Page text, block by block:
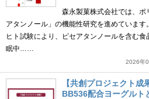
森永製菓株式会社では、ポ
アタンノール」の機能性研究を進めていま
ヒト試験により、ピセアタンノールを含む
眠中……
2026年
【共創プロジェクト
BB536配合ヨーグルト